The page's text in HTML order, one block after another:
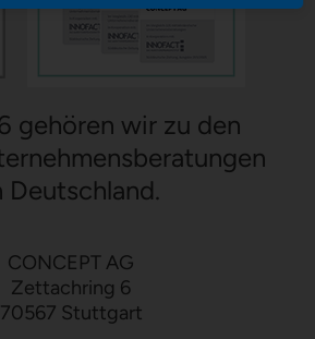
gehören wir zu den
Deutschland.
CONCEPT AG
Zettachring 6
70567 Stuttgart